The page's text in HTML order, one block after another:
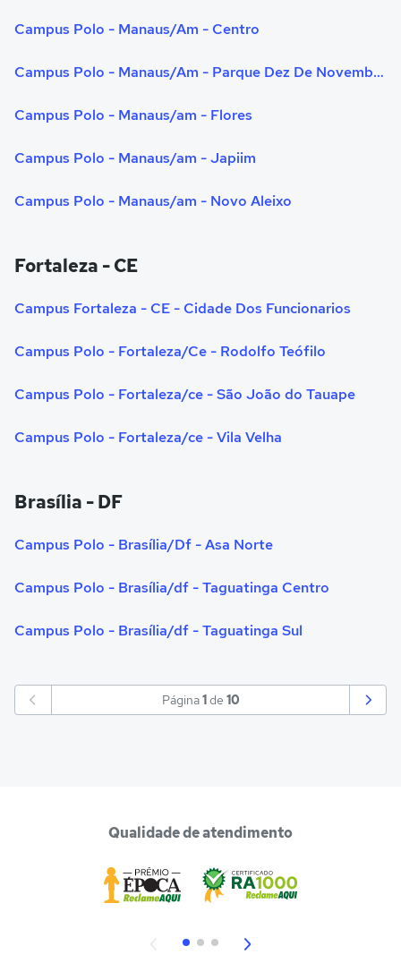
Campus Polo - Manaus/Am - Centro
Campus Polo - Manaus/Am - Parque Dez De Novembro
Campus Polo - Manaus/am - Flores
Campus Polo - Manaus/am - Japiim
Campus Polo - Manaus/am - Novo Aleixo
Fortaleza - CE
Campus Fortaleza - CE - Cidade Dos Funcionarios
Campus Polo - Fortaleza/Ce - Rodolfo Teófilo
Campus Polo - Fortaleza/ce - São João do Tauape
Campus Polo - Fortaleza/ce - Vila Velha
Brasília - DF
Campus Polo - Brasília/Df - Asa Norte
Campus Polo - Brasília/df - Taguatinga Centro
Campus Polo - Brasília/df - Taguatinga Sul
Página1 de 10
Qualidade de atendimento